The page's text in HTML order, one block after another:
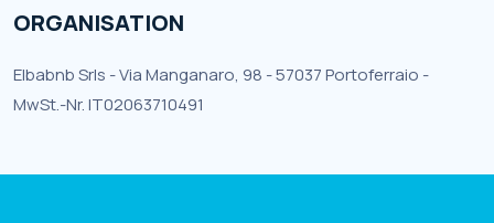
ORGANISATION
Elbabnb Srls - Via Manganaro, 98 - 57037 Portoferraio -
MwSt.-Nr. IT02063710491